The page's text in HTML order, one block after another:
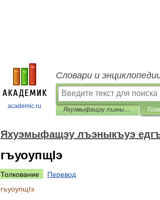
academic.ru
Словари и
Яхуэмыфащэу лъэныкъуэ едгъэза псалъэхэр
Яхуэмыфащэу лъэныкъуэ
гъуоупщIэ
Толкование
Перевод
гъуоупщIэ